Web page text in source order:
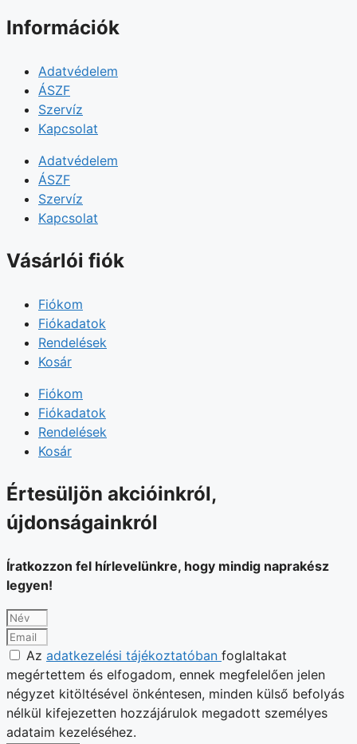
Információk
Adatvédelem
ÁSZF
Szervíz
Kapcsolat
Adatvédelem
ÁSZF
Szervíz
Kapcsolat
Vásárlói fiók
Fiókom
Fiókadatok
Rendelések
Kosár
Fiókom
Fiókadatok
Rendelések
Kosár
Értesüljön akcióinkról,
újdonságainkról
Íratkozzon fel hírlevelünkre, hogy mindig naprakész
legyen!
Az adatkezelési tájékoztatóban foglaltakat
megértettem és elfogadom, ennek megfelelően jelen
négyzet kitöltésével önkéntesen, minden külső befolyás
nélkül kifejezetten hozzájárulok megadott személyes
adataim kezeléséhez.